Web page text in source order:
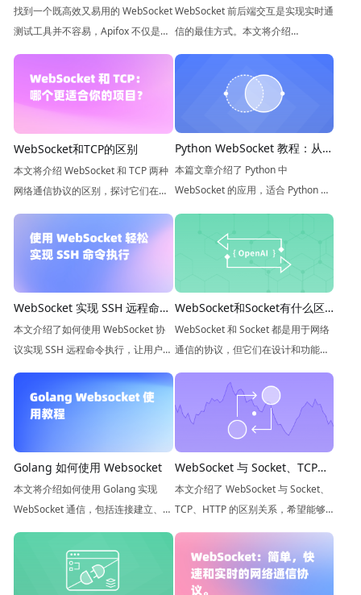
具 Apifox 推荐
找到一个既高效又易用的 WebSocket
测试工具并不容易，Apifox 不仅是一
个功能全面的 API 开发协作平台，也
是一个非常出色的 WebSocket 测试
工具。
现
WebSocket 前后端交互是实现实时通
信的最佳方式。本文将介绍
WebSocket 技术的概念和实现方法，
帮助你更好地理解和使用 WebSocket
WebSocket和TCP的区别
本文将介绍 WebSocket 和 TCP 两种
网络通信协议的区别，探讨它们在实
际应用中的差异。
Python WebSocket 教程：从零
开始
本篇文章介绍了 Python 中
WebSocket 的应用，适合 Python 初
学者和想要了解 WebSocket 的开发
WebSocket 实现 SSH 远程命令
执行
本文介绍了如何使用 WebSocket 协
议实现 SSH 远程命令执行，让用户可
以在浏览器中直接执行远程服务器的
命令。
WebSocket和Socket有什么区
别
WebSocket 和 Socket 都是用于网络
通信的协议，但它们在设计和功能上
有所不同。本文我们将深入探讨
WebSocket和Socket的异同。
Golang 如何使用 Websocket
本文将介绍如何使用 Golang 实现
WebSocket 通信，包括连接建立、消
息发送等内容。
WebSocket 与 Socket、TCP、
HTTP 的关系及区别
本文介绍了 WebSocket 与 Socket、
TCP、HTTP 的区别关系，希望能够
帮助你更好地理解它们之间的关系。